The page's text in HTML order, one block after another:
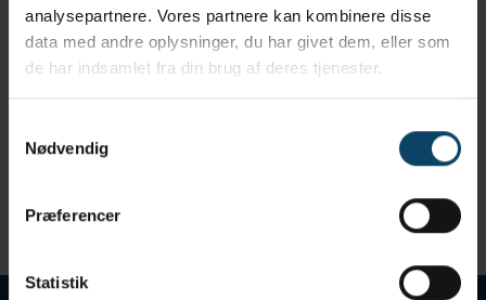
analysepartnere. Vores partnere kan kombinere disse
data med andre oplysninger, du har givet dem, eller som
de har indsamlet fra din brug af deres tjenester.
Nødvendig
Præferencer
Statistik
Specifikationer
Brand:
Farve: Hvid
Emballering: 1 kasser á 50 stk.